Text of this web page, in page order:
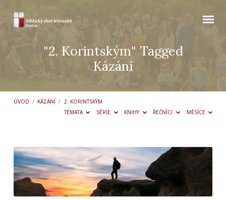
"2. Korintským" Tagged
Kázání
ÚVOD / KÁZÁNÍ / 2. KORINTSKÝM
TÉMATA
SÉRIE KNIHY ŘEČNÍCI MĚSÍCE
"2.
Korintským"
Tagged
Kázání